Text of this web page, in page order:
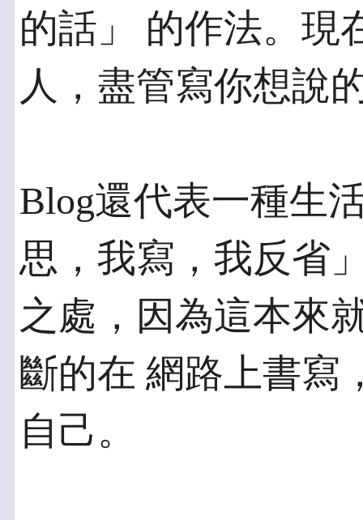
的話」 的作法。現
人，盡管寫你想說
Blog還代表一種生
思，我寫，我反省
之處，因為這本來
斷的在 網路上書寫
自己。